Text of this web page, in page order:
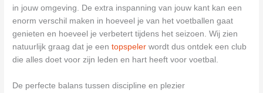
in jouw omgeving. De extra inspanning van jouw kant kan een
enorm verschil maken in hoeveel je van het voetballen gaat
genieten en hoeveel je verbetert tijdens het seizoen. Wij zien
natuurlijk graag dat je eentopspeler wordt dus ontdek een club
die alles doet voor zijn leden en hart heeft voor voetbal.
De perfecte balans tussen discipline en plezier